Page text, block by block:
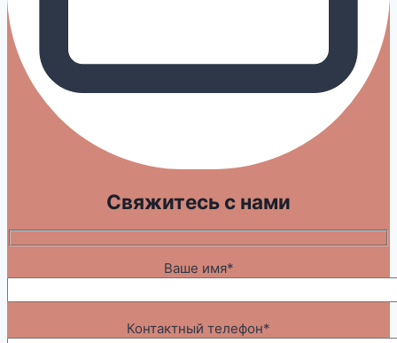
Свяжитесь с нами
Ваше имя*
Контактный телефон*